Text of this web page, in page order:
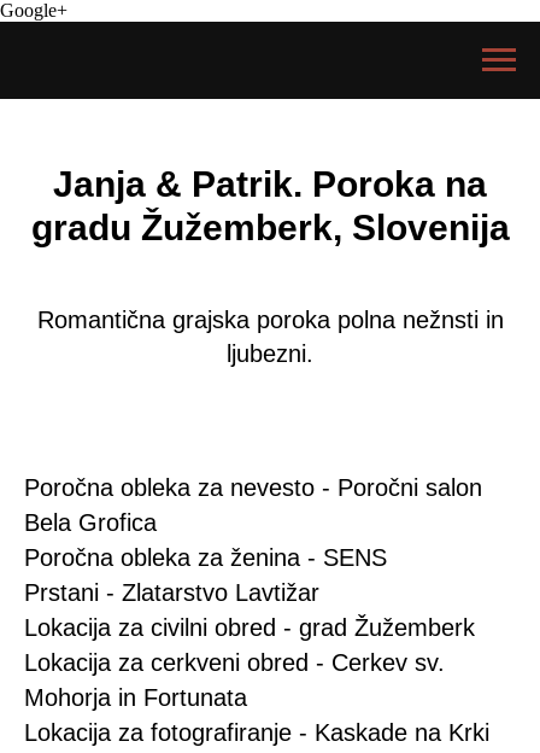
Google+
Janja & Patrik. Poroka na
gradu Žužemberk, Slovenija
Romantična grajska poroka polna nežnsti in
ljubezni.
Poročna obleka za nevesto - Poročni salon
Bela Grofica
Poročna obleka za ženina - SENS
Prstani - Zlatarstvo Lavtižar
Lokacija za civilni obred - grad Žužemberk
Lokacija za cerkveni obred - Cerkev sv.
Mohorja in Fortunata
Lokacija za fotografiranje - Kaskade na Krki